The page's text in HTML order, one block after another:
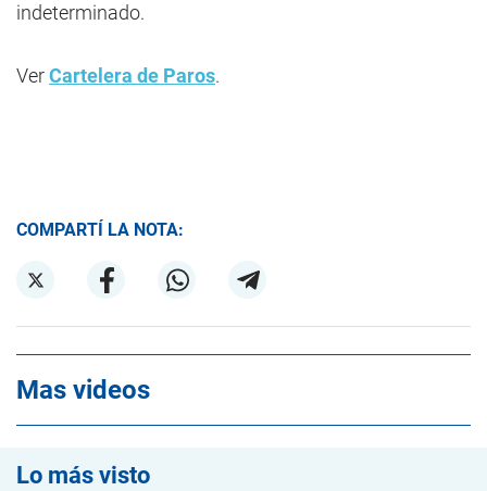
indeterminado.
VerCartelera de Paros.
COMPARTÍ LA NOTA:
Mas videos
Lo más visto